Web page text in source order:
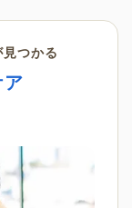
つかる
ア